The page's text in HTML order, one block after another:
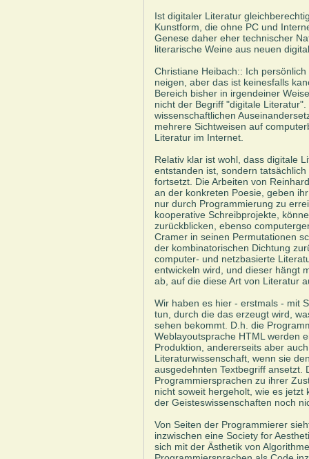
Ist digitaler Literatur
Kunstform, die ohne PC und
Genese daher eher technischer
literarische Weine aus neuen
Christiane Heibach:: Ich
neigen, aber das ist keinesfalls
Bereich bisher in irgendeiner
nicht der Begriff "digitale
wissenschaftlichen
mehrere Sichtweisen auf
Literatur im Internet.
Relativ klar ist wohl, dass digitale
entstanden ist, sondern
fortsetzt. Die Arbeiten von
an der konkreten Poesie, geben
nur durch Programmierung zu
kooperative Schreibprojekte,
zurückblicken, ebenso
Cramer in seinen Permutationen
der kombinatorischen Dichtung
computer- und netzbasierte
entwickeln wird, und dieser hängt
ab, auf die diese Art von Literatur
Wir haben es hier - erstmals - mit
tun, durch die das erzeugt wird,
sehen bekommt. D.h. die
Weblayoutsprache HTML werden
Produktion, andererseits aber
Literaturwissenschaft, wenn sie
ausgedehnten Textbegriff ansetzt.
Programmiersprachen zu ihrer
nicht soweit hergeholt, wie es
der Geisteswissenschaften noch
Von Seiten der Programmierer
inzwischen eine Society for
sich mit der Ästhetik von